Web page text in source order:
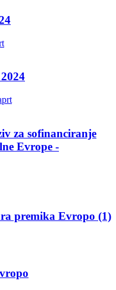
za sofinanciranje
Evrope -
premika Evropo (1)